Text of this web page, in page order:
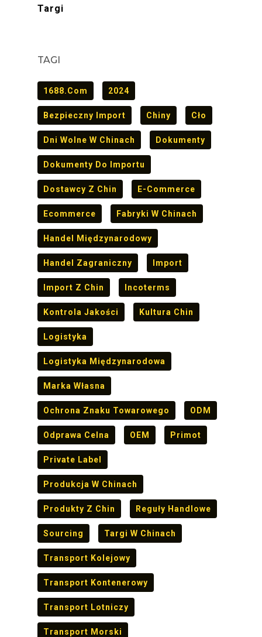
Targi
TAGI
1688.com 2024
Bezpieczny Import Chiny Cło
Dni Wolne W Chinach Dokumenty
Dokumenty Do Importu
Dostawcy Z Chin E-Commerce
Ecommerce Fabryki W Chinach
Handel Międzynarodowy
Handel Zagraniczny Import
Import Z Chin Incoterms
Kontrola Jakości Kultura Chin
Logistyka
Logistyka Międzynarodowa
Marka Własna
Ochrona Znaku Towarowego ODM
Odprawa Celna OEM Primot
Private Label
Produkcja W Chinach
Produkty Z Chin Reguły Handlowe
Sourcing Targi W Chinach
Transport Kolejowy
Transport Kontenerowy
Transport Lotniczy
Transport Morski